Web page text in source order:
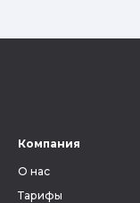
Компания
О нас
Тарифы